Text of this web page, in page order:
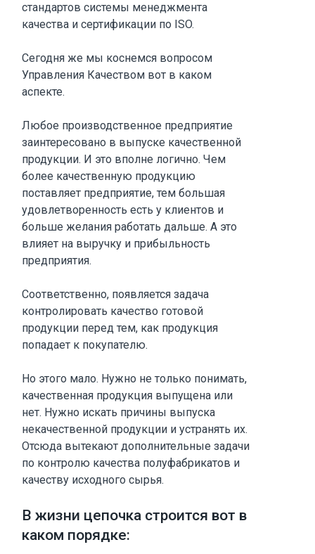
стандартов системы менеджмента
качества и сертификации по ISO.
Сегодня же мы коснемся вопросом
Управления Качеством вот в каком
аспекте.
Любое производственное предприятие
заинтересовано в выпуске качественной
продукции. И это вполне логично. Чем
более качественную продукцию
поставляет предприятие, тем большая
удовлетворенность есть у клиентов и
больше желания работать дальше. А это
влияет на выручку и прибыльность
предприятия.
Соответственно, появляется задача
контролировать качество готовой
продукции перед тем, как продукция
попадает к покупателю.
Но этого мало. Нужно не только понимать,
качественная продукция выпущена или
нет. Нужно искать причины выпуска
некачественной продукции и устранять их.
Отсюда вытекают дополнительные задачи
по контролю качества полуфабрикатов и
качеству исходного сырья.
В жизни цепочка строится вот в
каком порядке: